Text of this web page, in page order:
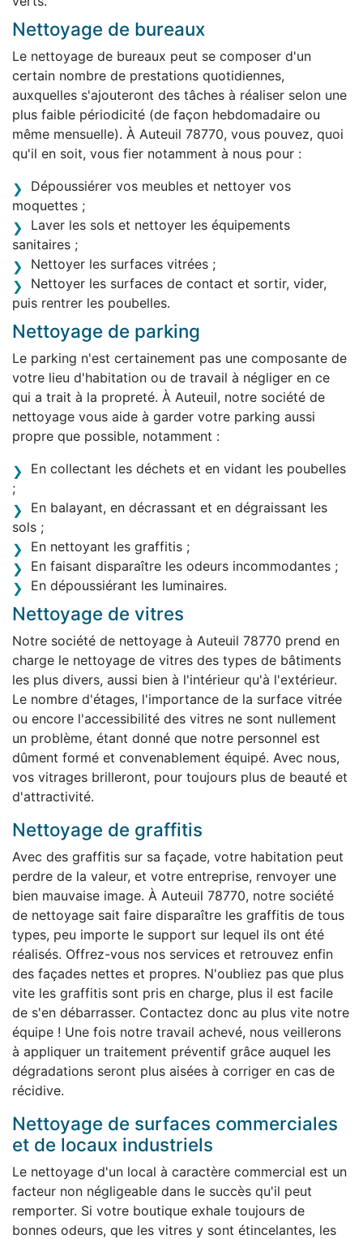
Nettoyage de bureaux
Le nettoyage de bureaux peut se composer d'un
certain nombre de prestations quotidiennes,
auxquelles s'ajouteront des tâches à réaliser selon une
plus faible périodicité (de façon hebdomadaire ou
même mensuelle). À Auteuil 78770, vous pouvez, quoi
qu'il en soit, vous fier notamment à nous pour :
Dépoussiérer vos meubles et nettoyer vos
moquettes ;
Laver les sols et nettoyer les équipements
sanitaires ;
Nettoyer les surfaces vitrées ;
Nettoyer les surfaces de contact et sortir, vider,
puis rentrer les poubelles.
Nettoyage de parking
Le parking n'est certainement pas une composante de
votre lieu d'habitation ou de travail à négliger en ce
qui a trait à la propreté. À Auteuil, notre société de
nettoyage vous aide à garder votre parking aussi
propre que possible, notamment :
En collectant les déchets et en vidant les poubelles
;
En balayant, en décrassant et en dégraissant les
sols ;
En nettoyant les graffitis ;
En faisant disparaître les odeurs incommodantes ;
En dépoussiérant les luminaires.
Nettoyage de vitres
Notre société de nettoyage à Auteuil 78770 prend en
charge le nettoyage de vitres des types de bâtiments
les plus divers, aussi bien à l'intérieur qu'à l'extérieur.
Le nombre d'étages, l'importance de la surface vitrée
ou encore l'accessibilité des vitres ne sont nullement
un problème, étant donné que notre personnel est
dûment formé et convenablement équipé. Avec nous,
vos vitrages brilleront, pour toujours plus de beauté et
d'attractivité.
Nettoyage de graffitis
Avec des graffitis sur sa façade, votre habitation peut
perdre de la valeur, et votre entreprise, renvoyer une
bien mauvaise image. À Auteuil 78770, notre société
de nettoyage sait faire disparaître les graffitis de tous
types, peu importe le support sur lequel ils ont été
réalisés. Offrez-vous nos services et retrouvez enfin
des façades nettes et propres. N'oubliez pas que plus
vite les graffitis sont pris en charge, plus il est facile
de s'en débarrasser. Contactez donc au plus vite notre
équipe ! Une fois notre travail achevé, nous veillerons
à appliquer un traitement préventif grâce auquel les
dégradations seront plus aisées à corriger en cas de
récidive.
Nettoyage de surfaces commerciales
et de locaux industriels
Le nettoyage d'un local à caractère commercial est un
facteur non négligeable dans le succès qu'il peut
remporter. Si votre boutique exhale toujours de
bonnes odeurs, que les vitres y sont étincelantes, les